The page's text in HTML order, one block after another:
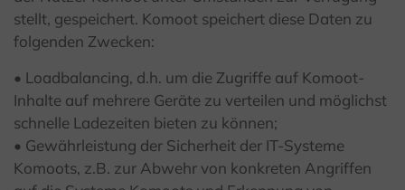
stellt, gespeichert. Komoot speichert diese Daten zu
folgenden Zwecken:
• Loadbalancing, d.h. um die Zugriffe auf Komoot-
Inhalte auf mehrere Geräte zu verteilen und möglichst
schnelle Ladezeiten bieten zu können;
• Gewährleistung der Sicherheit der IT-Systeme
Komoots, z.B. zur Abwehr von konkreten Angriffen